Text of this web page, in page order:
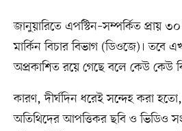
জানুয়ারিতে এপস্টিন–সম্পর্কিত প্রায়
মার্কিন বিচার বিভাগ (ডিওজে)।
অপ্রকাশিত রয়ে গেছে বলে কেউ কেউ
কারণ, দীর্ঘদিন ধরেই সন্দেহ করা
অতিথিদের আপত্তিকর ছবি ও ভিডিও